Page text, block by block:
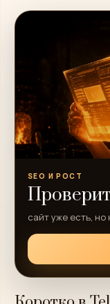
SEO И РОСТ
сайт уже есть, но